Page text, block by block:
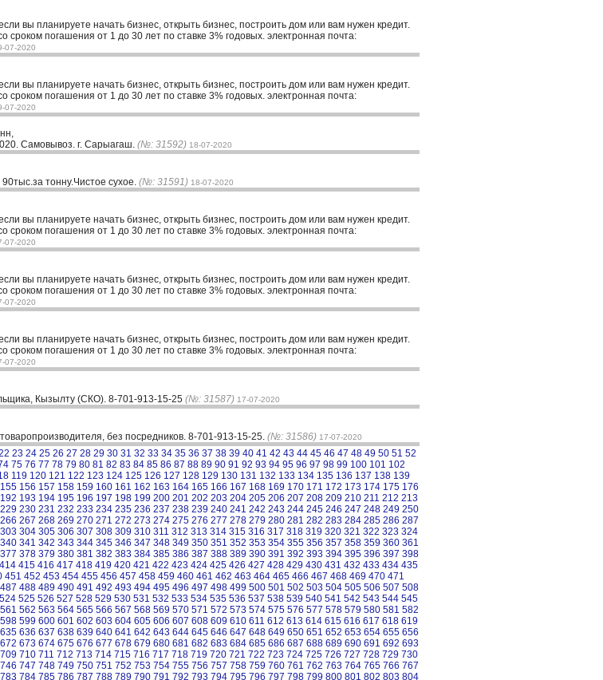
вы планируете начать бизнес, открыть бизнес, построить дом или вам нужен кредит.
погашения от 1 до 30 лет по ставке 3% годовых. электронная почта:
07-2020
вы планируете начать бизнес, открыть бизнес, построить дом или вам нужен кредит.
погашения от 1 до 30 лет по ставке 3% годовых. электронная почта:
07-2020
Самовывоз. г. Сарыагаш. (№: 31592) 18-07-2020
тонну.Чистое сухое. (№: 31591) 18-07-2020
вы планируете начать бизнес, открыть бизнес, построить дом или вам нужен кредит.
погашения от 1 до 30 лет по ставке 3% годовых. электронная почта:
07-2020
вы планируете начать бизнес, открыть бизнес, построить дом или вам нужен кредит.
погашения от 1 до 30 лет по ставке 3% годовых. электронная почта:
07-2020
вы планируете начать бизнес, открыть бизнес, построить дом или вам нужен кредит.
погашения от 1 до 30 лет по ставке 3% годовых. электронная почта:
07-2020
Кызылту (СКО). 8-701-913-15-25 (№: 31587) 17-07-2020
без посредников. 8-701-913-15-25. (№: 31586) 17-07-2020
23 24 25 26 27 28 29 30 31 32 33 34 35 36 37 38 39 40 41 42 43 44 45 46 47 48 49 50 51 52
75 76 77 78 79 80 81 82 83 84 85 86 87 88 89 90 91 92 93 94 95 96 97 98 99 100 101 102
119 120 121 122 123 124 125 126 127 128 129 130 131 132 133 134 135 136 137 138 139
155 156 157 158 159 160 161 162 163 164 165 166 167 168 169 170 171 172 173 174 175 176
192 193 194 195 196 197 198 199 200 201 202 203 204 205 206 207 208 209 210 211 212 213
229 230 231 232 233 234 235 236 237 238 239 240 241 242 243 244 245 246 247 248 249 250
266 267 268 269 270 271 272 273 274 275 276 277 278 279 280 281 282 283 284 285 286 287
303 304 305 306 307 308 309 310 311 312 313 314 315 316 317 318 319 320 321 322 323 324
340 341 342 343 344 345 346 347 348 349 350 351 352 353 354 355 356 357 358 359 360 361
377 378 379 380 381 382 383 384 385 386 387 388 389 390 391 392 393 394 395 396 397 398
414 415 416 417 418 419 420 421 422 423 424 425 426 427 428 429 430 431 432 433 434 435
451 452 453 454 455 456 457 458 459 460 461 462 463 464 465 466 467 468 469 470 471
487 488 489 490 491 492 493 494 495 496 497 498 499 500 501 502 503 504 505 506 507 508
524 525 526 527 528 529 530 531 532 533 534 535 536 537 538 539 540 541 542 543 544 545
561 562 563 564 565 566 567 568 569 570 571 572 573 574 575 576 577 578 579 580 581 582
598 599 600 601 602 603 604 605 606 607 608 609 610 611 612 613 614 615 616 617 618 619
635 636 637 638 639 640 641 642 643 644 645 646 647 648 649 650 651 652 653 654 655 656
672 673 674 675 676 677 678 679 680 681 682 683 684 685 686 687 688 689 690 691 692 693
709 710 711 712 713 714 715 716 717 718 719 720 721 722 723 724 725 726 727 728 729 730
746 747 748 749 750 751 752 753 754 755 756 757 758 759 760 761 762 763 764 765 766 767
783 784 785 786 787 788 789 790 791 792 793 794 795 796 797 798 799 800 801 802 803 804